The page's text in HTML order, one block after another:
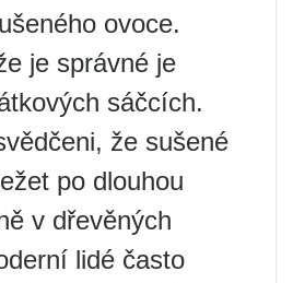
ovoce.
je správné je
sáčcích.
že sušené
po dlouhou
v dřevěných
lidé často